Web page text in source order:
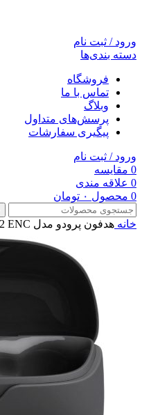
ورود / ثبت نام
دسته بندی‌ها
فروشگاه
تماس با ما
وبلاگ
پرسش‌های متداول
پیگیری سفارشات
ورود / ثبت نام
0 مقایسه
0 علاقه مندی
0 محصول ۰ تومان
خانه هدفون پرودو مدل Porodo Earbuds 2 ENC